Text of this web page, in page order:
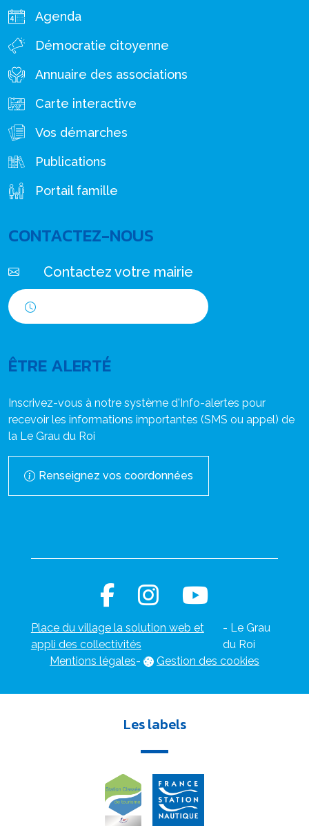
Agenda
Démocratie citoyenne
Annuaire des associations
Carte interactive
Vos démarches
Publications
Portail famille
CONTACTEZ-NOUS
Contactez votre mairie
ÊTRE ALERTÉ
Inscrivez-vous à notre système d'Info-alertes pour
recevoir les informations importantes (SMS ou appel) de
la Le Grau du Roi
Renseignez vos coordonnées
Place du village la solution web et
appli des collectivités
- Le Grau
du Roi
Mentions légales- Gestion des cookies
Les labels